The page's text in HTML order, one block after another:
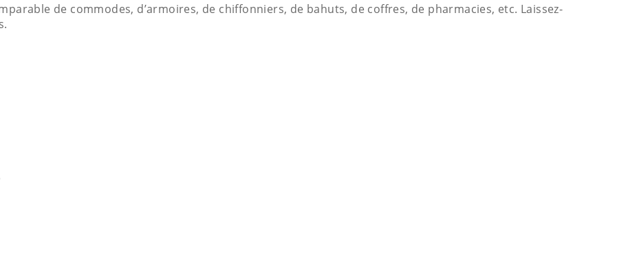
de commodes, d’armoires, de chiffonniers, de bahuts, de coffres, de pharmacies, etc. Laissez-